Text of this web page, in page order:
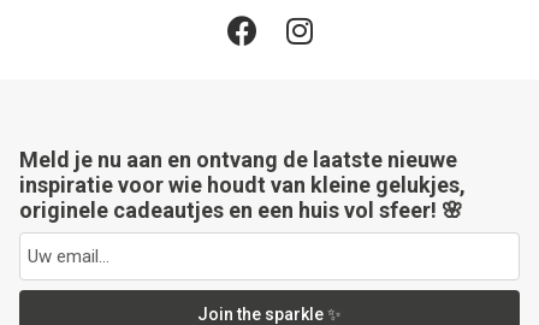
Meld je nu aan en ontvang de laatste nieuwe
inspiratie voor wie houdt van kleine gelukjes,
originele cadeautjes en een huis vol sfeer! 🌸
Join the sparkle ✨